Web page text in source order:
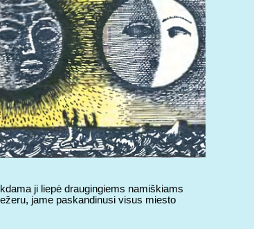
ji liepė draugingiems namiškiams
jame paskandinusi visus miesto